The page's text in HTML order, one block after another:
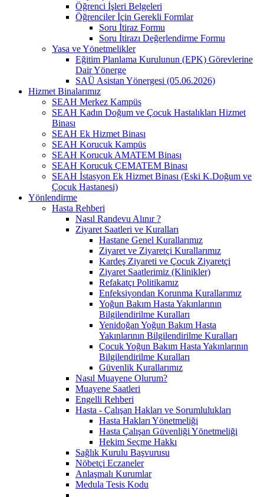
Öğrenci İşleri Belgeleri
Öğrenciler İçin Gerekli Formlar
Soru İtiraz Formu
Soru İtirazı Değerlendirme Formu
Yasa ve Yönetmelikler
Eğitim Planlama Kurulunun (EPK) Görevlerine
Dair Yönerge
SAÜ Asistan Yönergesi (05.06.2026)
Hizmet Binalarımız
SEAH Merkez Kampüs
SEAH Kadın Doğum ve Çocuk Hastalıkları Hizmet
Binası
SEAH Ek Hizmet Binası
SEAH Korucuk Kampüs
SEAH Korucuk AMATEM Binası
SEAH Korucuk ÇEMATEM Binası
SEAH İstasyon Ek Hizmet Binası (Eski K.Doğum ve
Çocuk Hastanesi)
Yönlendirme
Hasta Rehberi
Nasıl Randevu Alınır ?
Ziyaret Saatleri ve Kuralları
Hastane Genel Kurallarımız
Ziyaret ve Ziyaretçi Kurallarımız
Kardeş Ziyareti ve Çocuk Ziyaretçi
Ziyaret Saatlerimiz (Klinikler)
Refakatçı Politikamız
Enfeksiyondan Korunma Kurallarımız
Yoğun Bakım Hasta Yakınlarının
Bilgilendirilme Kuralları
Yenidoğan Yoğun Bakım Hasta
Yakınlarının Bilgilendirilme Kuralları
Çocuk Yoğun Bakım Hasta Yakınlarının
Bilgilendirilme Kuralları
Güvenlik Kurallarımız
Nasıl Muayene Olurum?
Muayene Saatleri
Engelli Rehberi
Hasta - Çalışan Hakları ve Sorumlulukları
Hasta Hakları Yönetmeliği
Hasta Çalışan Güvenliği Yönetmeliği
Hekim Seçme Hakkı
Sağlık Kurulu Başvurusu
Nöbetçi Eczaneler
Anlaşmalı Kurumlar
Medula Tesis Kodu